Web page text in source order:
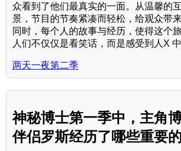
众看到了他们最真实的一面。从温馨的
景，节目的节奏紧凑而轻松，给观众带
同时，每个人的故事与经历，使得这个
人们不仅仅是看笑话，而是感受到人X 中
两天一夜第二季
神秘博士第一季中，主角
伴侣罗斯经历了哪些重要